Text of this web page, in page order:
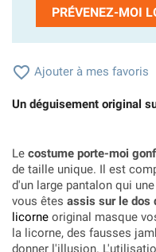
PRÉVENEZ-MOI
 Ajouter à mes favoris
Un déguisement original
Le costume porte-moi
de taille unique. Il est
d'un large pantalon qui
vous êtes assis sur le dos
licorne original masque
la licorne, des fausses
donner l'illusion.